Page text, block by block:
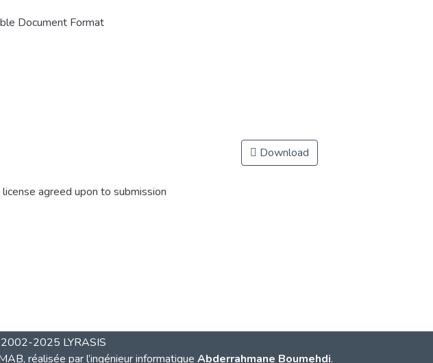
Document Format
agreed upon to submission
Download
2025 LYRASIS
réalisée par l’ingénieur informatique Abderrahmane Boumehdi.